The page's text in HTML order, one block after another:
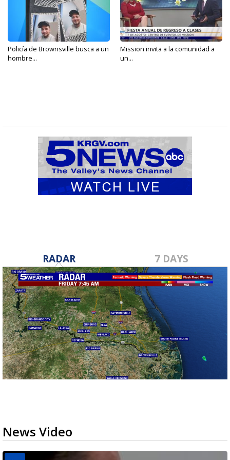
Policía de Brownsville busca a un
hombre...
Mission invita a la comunidad a
un...
RADAR 7 DAYS
News Video